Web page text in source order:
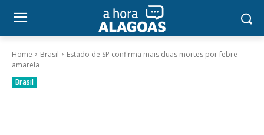
Home Brasil
Estado de SP confirma mais duas mortes por febre
amarela
Brasil